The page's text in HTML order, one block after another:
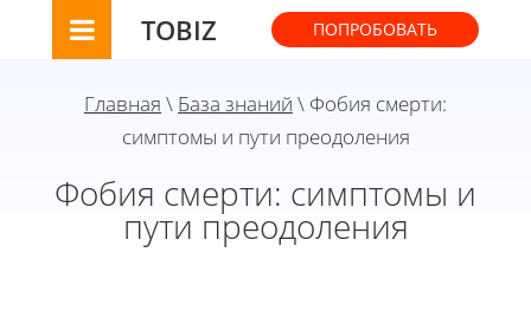
TOBIZ ПОПРОБОВАТЬ
Главная \ База знаний \ Фобия смерти:
симптомы и пути преодоления
Фобия смерти: симптомы и
пути преодоления